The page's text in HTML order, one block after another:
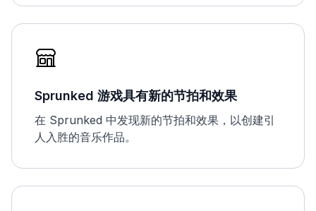
Sprunked 游戏具有新的节拍和效果
在 Sprunked 中发现新的节拍和效果，以创建引
人入胜的音乐作品。